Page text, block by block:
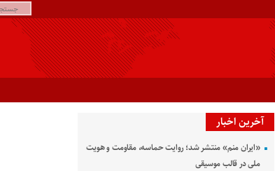
آخرین اخبار
«ایران منم» منتشر شد؛ روایت حماسه، مقاومت و هویت
ملی در قالب موسیقی